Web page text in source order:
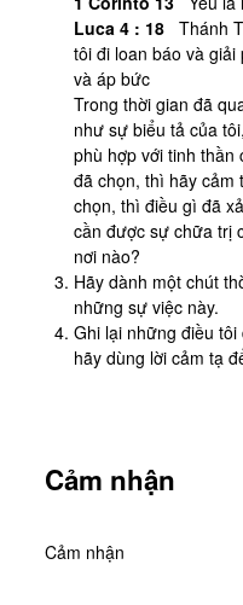
Luca 4 : 18 Thánh
tôi đi loan báo và
và áp bức
Trong thời gian đã
như sự biểu tả của
phù hợp với tinh thần
đã chọn, thì hãy cảm
chọn, thì điều gì đã
cần được sự chữa trị
nơi nào?
Hãy dành một chút
những sự việc này.
Ghi lại những điều
hãy dùng lời cảm tạ
Cảm nhận
Cảm nhận